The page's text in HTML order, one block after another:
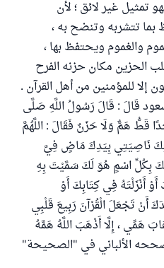
تمثيل غير لائق ؛ لأن
بما تتشربه وتنضح به ،
والغموم ويحتفظ بها ،
الحزين مكان حزنه الفرح
إلا للمؤمنين من أهل القرآن .
عن ابن مسعود قَالَ : قَالَ رَسُولُ اللَّهِ صَلَّى
قَطُّ هَمٌّ وَلَا حَزَنٌ فَقَالَ : اللَّهُمَّ
نَاصِيَتِي بِيَدِكَ مَاضٍ فِيَّ
بِكُلِّ اسْمٍ هُوَ لَكَ سَمَّيْتَ بِهِ
أَنْزَلْتَهُ فِي كِتَابِكَ أَوْ
أَنْ تَجْعَلَ الْقُرْآنَ رَبِيعَ قَلْبِي
هَمِّي ، إِلَّا أَذْهَبَ اللَّهُ هَمَّهُ
الألباني في "الصحيحة"